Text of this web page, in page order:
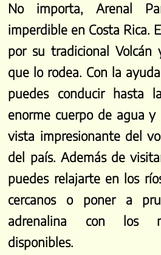
No importa, Arenal
imperdible en Costa Rica.
por su tradicional Volcán
que lo rodea. Con la
puedes conducir hasta
enorme cuerpo de agua
vista impresionante del
del país. Además de
puedes relajarte en los
cercanos o poner a
adrenalina con los
disponibles.